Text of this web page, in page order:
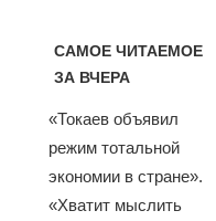
САМОЕ ЧИТАЕМОЕ
ЗА ВЧЕРА
«Токаев объявил
режим тотальной
экономии в стране».
«Хватит мыслить